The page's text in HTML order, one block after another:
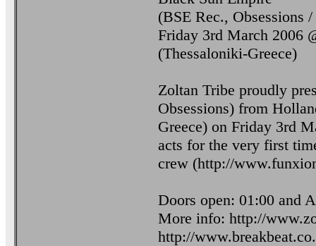
(BSE Rec., Obsessions
Friday 3rd March 2006
(Thessaloniki-Greece)
Zoltan Tribe proudly
Obsessions) from
Greece) on Friday 3rd
acts for the very first
crew (http://
Doors open: 01:00 and
More info: http://
http://